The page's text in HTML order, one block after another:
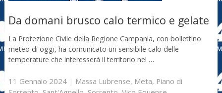
Da domani brusco calo termico e gelate
La Protezione Civile della Regione Campania, con bollettino
meteo di oggi, ha comunicato un sensibile calo delle
temperature che interesserà il territorio nel …
11 Gennaio 2024| Massa Lubrense, Meta, Piano di